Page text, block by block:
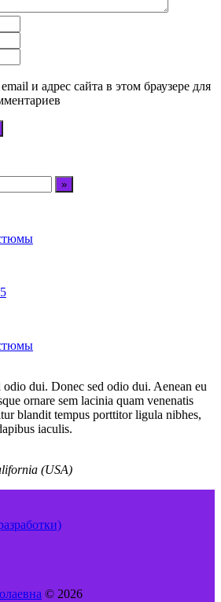
и адрес сайта в этом браузере для
odio dui. Donec sed odio dui. Aenean eu
ornare sem lacinia quam venenatis
blandit tempus porttitor ligula nibhes,
iaculis.
(USA)
© 2026